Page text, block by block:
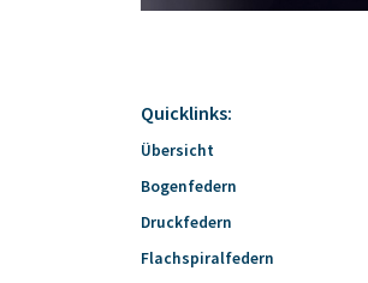
Quicklinks:
Übersicht
Bogenfedern
Druckfedern
Flachspiralfedern